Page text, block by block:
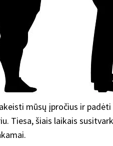
mūsų įpročius ir
Tiesa, šiais laikais